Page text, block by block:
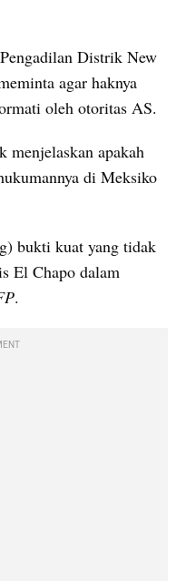
Distrik New
agar haknya
oleh otoritas AS.
menjelaskan apakah
di Meksiko
bukti kuat yang tidak
El Chapo dalam
.